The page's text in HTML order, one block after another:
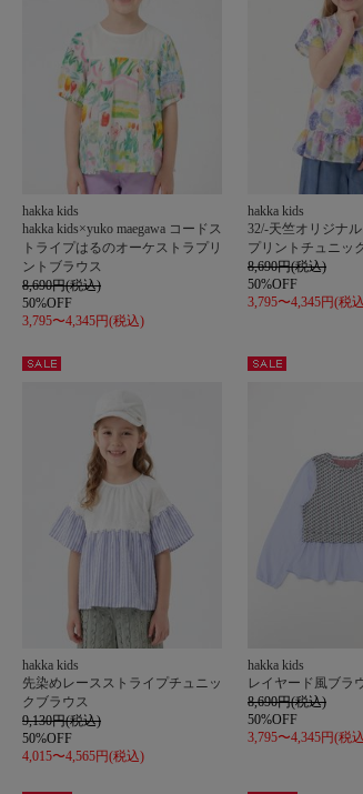
hakka kids
hakka kids×yuko maegawa コードス
トライプはるのオーケストラプリ
ントブラウス
8,690円(税込)
50%OFF
3,795〜4,345円(税込)
hakka kids
32/-天竺オリジナ
プリントチュニッ
8,690円(税込)
50%OFF
3,795〜4,345円(税
hakka kids
先染めレースストライプチュニッ
クブラウス
9,130円(税込)
50%OFF
4,015〜4,565円(税込)
hakka kids
レイヤード風ブラ
8,690円(税込)
50%OFF
3,795〜4,345円(税